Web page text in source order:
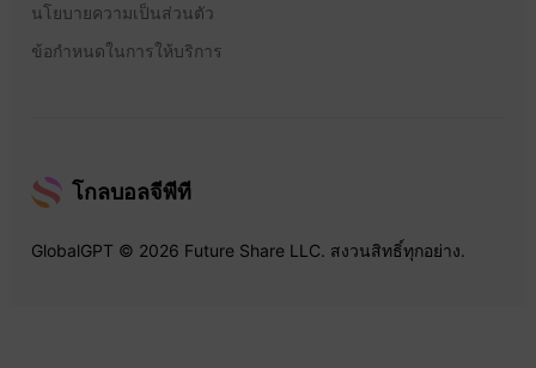
นโยบายความเป็นส่วนตัว
ข้อกำหนดในการให้บริการ
โกลบอลจีพีที
GlobalGPT © 2026 Future Share LLC. สงวนสิทธิ์ทุกอย่าง.